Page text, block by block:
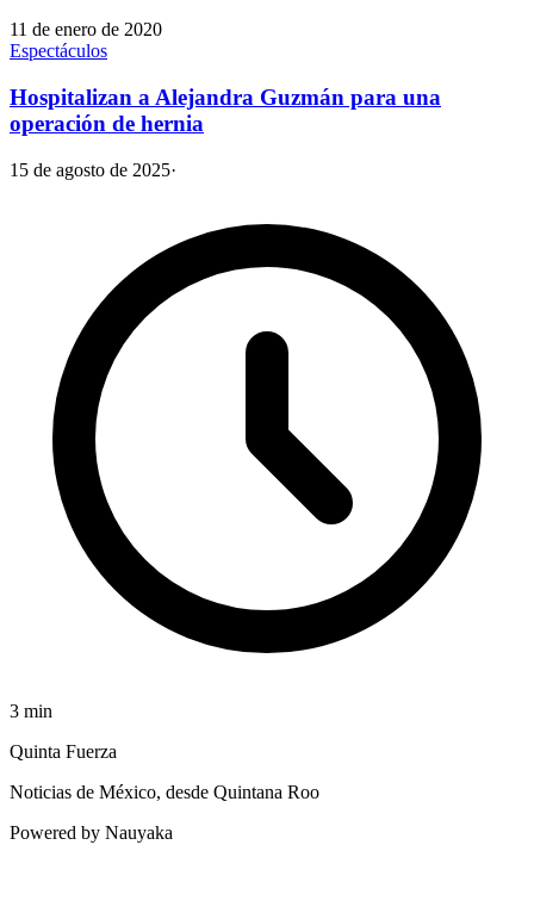
11 de enero de 2020
Espectáculos
Hospitalizan a Alejandra Guzmán para una
operación de hernia
15 de agosto de 2025·
3 min
Quinta Fuerza
Noticias de México, desde Quintana Roo
Powered by Nauyaka